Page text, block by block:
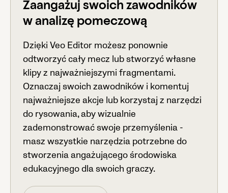
Zaangażuj swoich zawodników
w analizę pomeczową
Dzięki Veo Editor możesz ponownie
odtworzyć cały mecz lub stworzyć własne
klipy z najważniejszymi fragmentami.
Oznaczaj swoich zawodników i komentuj
najważniejsze akcje lub korzystaj z narzędzi
do rysowania, aby wizualnie
zademonstrować swoje przemyślenia -
masz wszystkie narzędzia potrzebne do
stworzenia angażującego środowiska
edukacyjnego dla swoich graczy.